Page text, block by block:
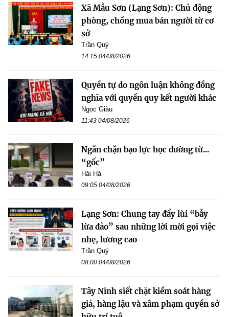
Xã Mẫu Sơn (Lạng Sơn): Chủ động
phòng, chống mua bán người từ cơ
sở
Trần Quý
14:15 04/08/2026
Quyền tự do ngôn luận không đồng
nghĩa với quyền quy kết người khác
Ngọc Giàu
11:43 04/08/2026
Ngăn chặn bạo lực học đường từ...
“gốc”
Hải Hà
09:05 04/08/2026
Lạng Sơn: Chung tay đẩy lùi “bẫy
lừa đảo” sau những lời mời gọi việc
nhẹ, lương cao
Trần Quý
08:00 04/08/2026
Tây Ninh siết chặt kiểm soát hàng
giả, hàng lậu và xâm phạm quyền sở